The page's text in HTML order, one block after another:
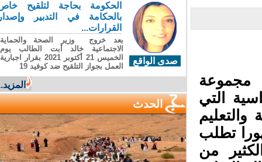
مجموعة
التي
تطلب
من
صدى الواقع
الحكومة بحاجة لتلقيح خاص
بالحكامة في التدبير وإصدار
القرارات...
بعد خروج وزير الصحة والحماية
الاجتماعية خالد أبت الطالب يوم
الخميس 21 أكتوبر 2021 بقرار اجبارية
العمل بجواز التلقيح ضد كوفيد 19
المزيد...
الحدث